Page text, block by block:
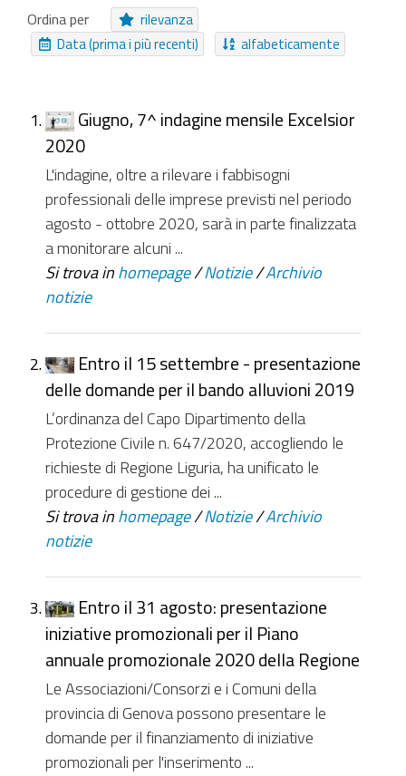
Area Tematica
Cartella
Messaggio
Procedimento
Notizia
Collegamento
File Struttura
NUOVI ELEMENTI DA
Da ieri
Nell'ultimo mese
Da sempre
Ordina per
rilevanza
Data (prima i più recenti)
alfabeticamente
Giugno, 7^ indagine mensile Excelsior
2020
L'indagine, oltre a rilevare i fabbisogni
professionali delle imprese previsti nel periodo
agosto - ottobre 2020, sarà in parte finalizzata
a monitorare alcuni ...
Si trova in homepage /Notizie /Archivio
notizie
Entro il 15 settembre - presentazione
delle domande per il bando alluvioni 2019
L’ordinanza del Capo Dipartimento della
Protezione Civile n. 647/2020, accogliendo le
richieste di Regione Liguria, ha unificato le
procedure di gestione dei ...
Si trova in homepage /Notizie /Archivio
notizie
Entro il 31 agosto: presentazione
iniziative promozionali per il Piano
annuale promozionale 2020 della Regione
Le Associazioni/Consorzi e i Comuni della
provincia di Genova possono presentare le
domande per il finanziamento di iniziative
promozionali per l'inserimento ...